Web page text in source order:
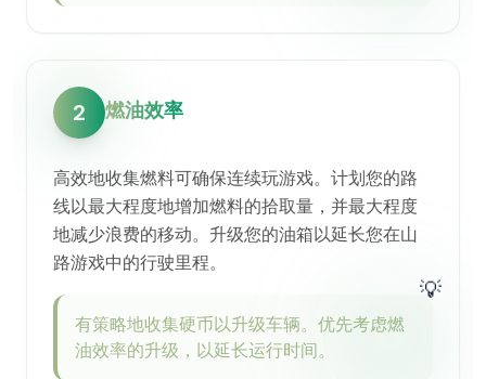
2 燃油效率
高效地收集燃料可确保连续玩游戏。计划您的路
线以最大程度地增加燃料的拾取量，并最大程度
地减少浪费的移动。升级您的油箱以延长您在山
路游戏中的行驶里程。
💡
有策略地收集硬币以升级车辆。优先考虑燃
油效率的升级，以延长运行时间。